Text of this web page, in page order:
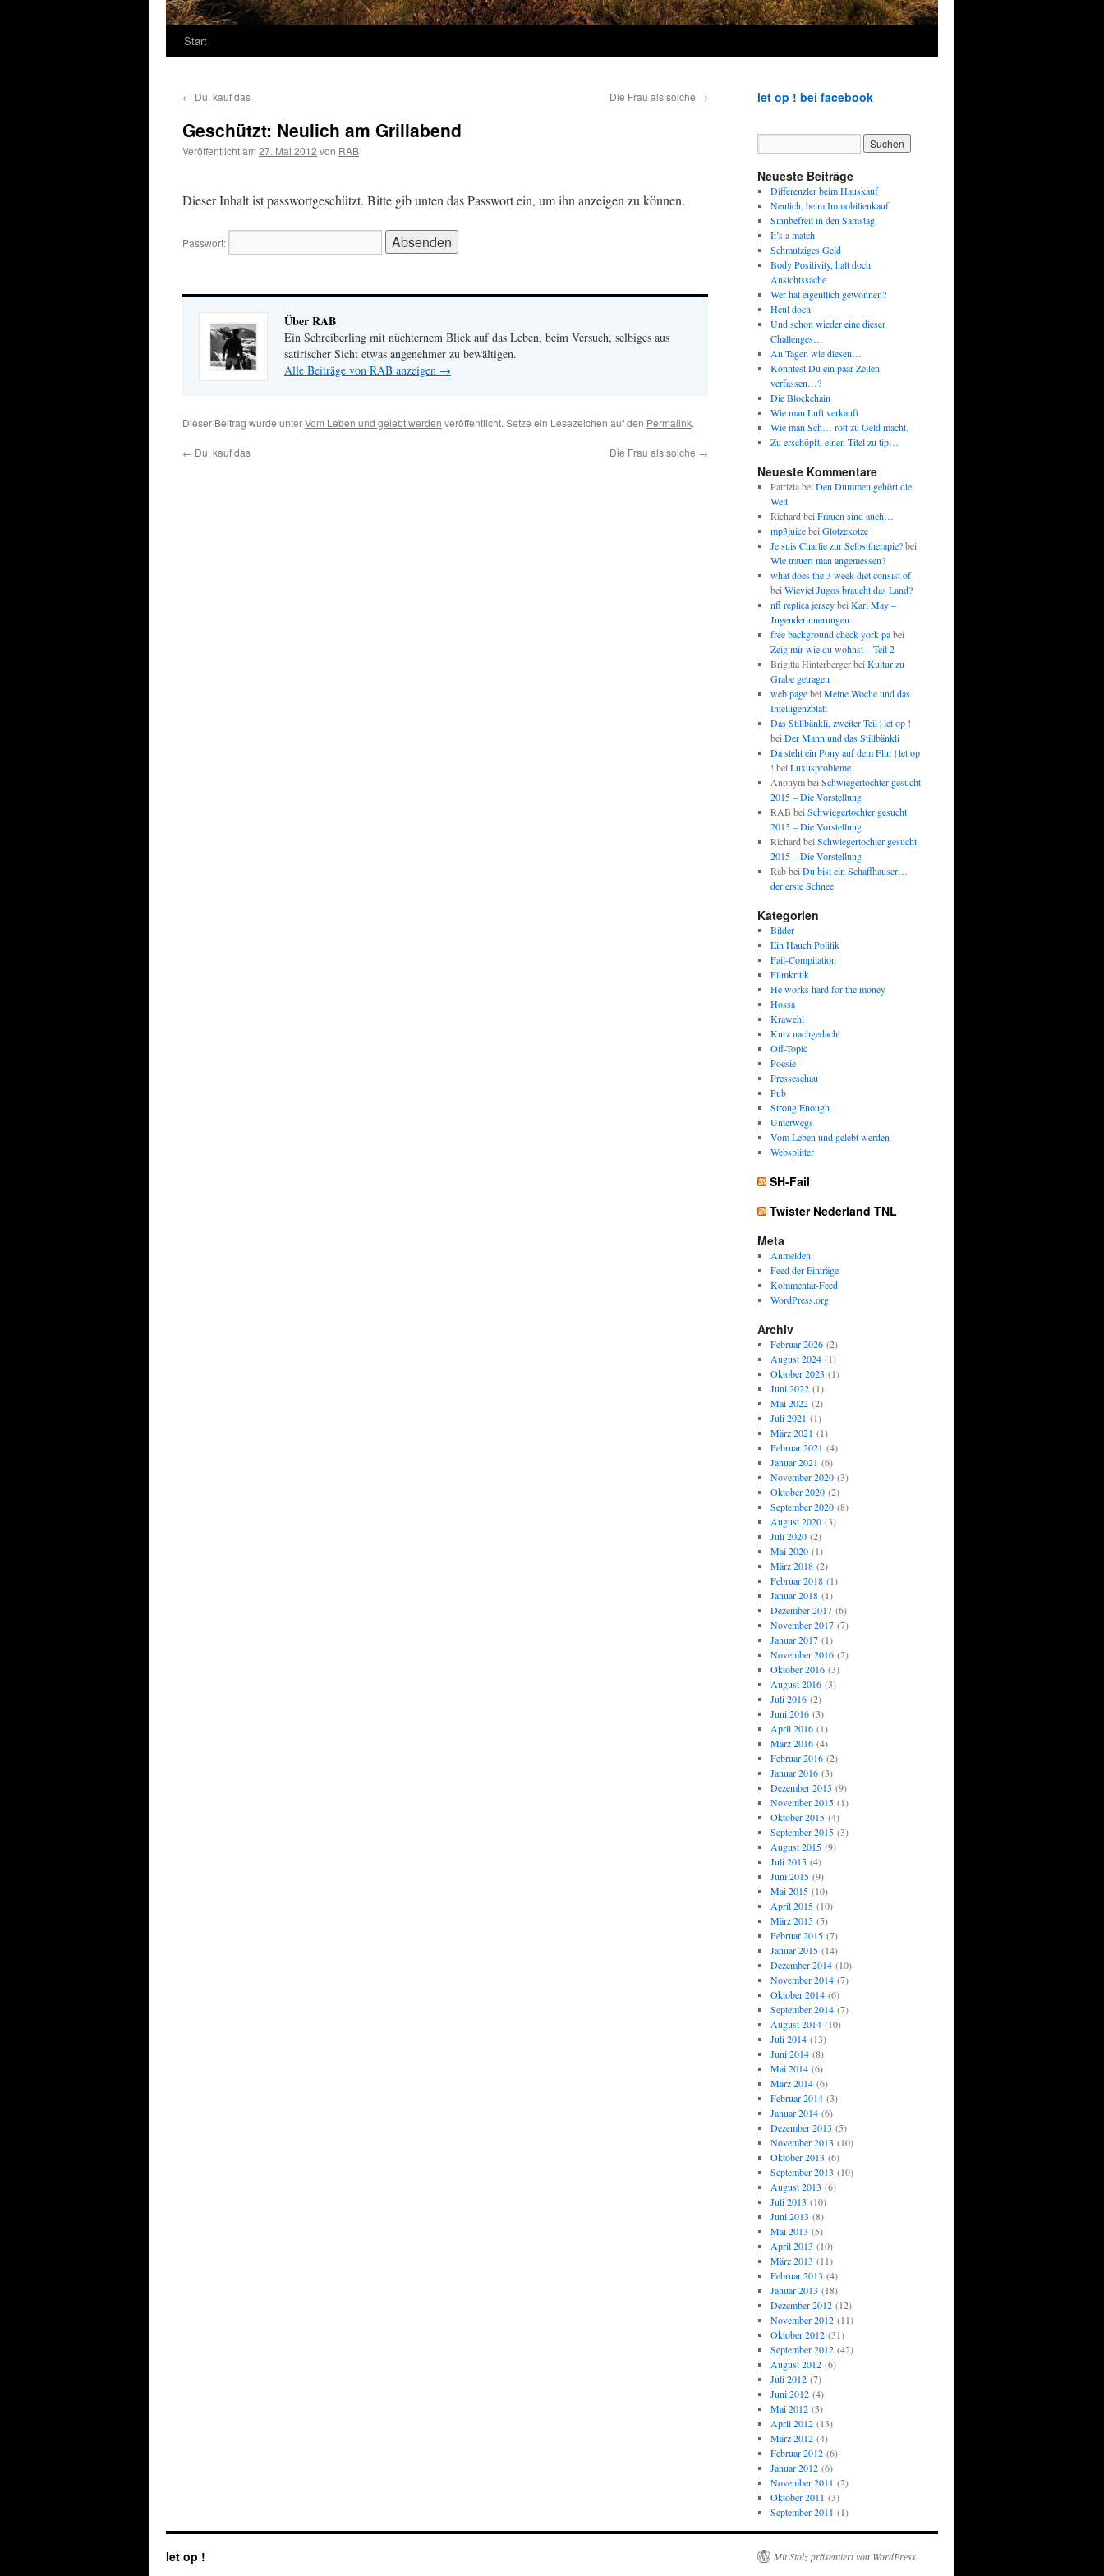
Start
← Du, kauf das Die Frau als solche →
Geschützt: Neulich am Grillabend
Veröffentlicht am 27. Mai 2012 von RAB
Dieser Inhalt ist passwortgeschützt. Bitte gib unten das Passwort ein, um ihn anzeigen zu können.
Passwort:
Über RAB
Ein Schreiberling mit nüchternem Blick auf das Leben, beim Versuch, selbiges aus
satirischer Sicht etwas angenehmer zu bewältigen.
Alle Beiträge von RAB anzeigen →
Dieser Beitrag wurde unterVom Leben und gelebt werden veröffentlicht. Setze ein Lesezeichen auf den Permalink.
← Du, kauf das Die Frau als solche →
let op ! bei facebook
Neueste Beiträge
Differenzler beim Hauskauf
Neulich, beim Immobilienkauf
Sinnbefreit in den Samstag
It’s a match
Schmutziges Geld
Body Positivity, halt doch
Ansichtssache
Wer hat eigentlich gewonnen?
Heul doch
Und schon wieder eine dieser
Challenges…
An Tagen wie diesen…
Könntest Du ein paar Zeilen
verfassen…?
Die Blockchain
Wie man Luft verkauft
Wie man Sch… rott zu Geld macht.
Zu erschöpft, einen Titel zu tip…
Neueste Kommentare
Patriziabei Den Dummen gehört die
Welt
Richard bei Frauen sind auch…
mp3juicebei Glotzekotze
Je suis Charlie zur Selbsttherapie?bei
Wie trauert man angemessen?
what does the 3 week diet consist of
bei Wieviel Jugos braucht das Land?
nfl replica jerseybei Karl May –
Jugenderinnerungen
free background check york pabei
Zeig mir wie du wohnst – Teil 2
Brigitta Hinterbergerbei Kultur zu
Grabe getragen
web pagebei Meine Woche und das
Intelligenzblatt
Das Stillbänkli, zweiter Teil | let op !
bei Der Mann und das Stillbänkli
Da steht ein Pony auf dem Flur | let op
! bei Luxusprobleme
Anonymbei Schwiegertochter gesucht
2015 – Die Vorstellung
RAB bei Schwiegertochter gesucht
2015 – Die Vorstellung
Richard bei Schwiegertochter gesucht
2015 – Die Vorstellung
Rabbei Du bist ein Schaffhauser…
der erste Schnee
Kategorien
Bilder
Ein Hauch Politik
Fail-Compilation
Filmkritik
He works hard for the money
Hossa
Krawehl
Kurz nachgedacht
Off-Topic
Poesie
Presseschau
Pub
Strong Enough
Unterwegs
Vom Leben und gelebt werden
Websplitter
SH-Fail
Twister Nederland TNL
Meta
Anmelden
Feed der Einträge
Kommentar-Feed
WordPress.org
Archiv
Februar 2026(2)
August 2024(1)
Oktober 2023 (1)
Juni 2022(1)
Mai 2022(2)
Juli 2021 (1)
März 2021 (1)
Februar 2021 (4)
Januar 2021 (6)
November 2020(3)
Oktober 2020(2)
September 2020(8)
August 2020(3)
Juli 2020(2)
Mai 2020(1)
März 2018(2)
Februar 2018(1)
Januar 2018(1)
Dezember 2017(6)
November 2017(7)
Januar 2017(1)
November 2016(2)
Oktober 2016(3)
August 2016(3)
Juli 2016(2)
Juni 2016(3)
April 2016(1)
März 2016(4)
Februar 2016(2)
Januar 2016(3)
Dezember 2015(9)
November 2015(1)
Oktober 2015(4)
September 2015(3)
August 2015(9)
Juli 2015(4)
Juni 2015(9)
Mai 2015(10)
April 2015(10)
März 2015(5)
Februar 2015(7)
Januar 2015(14)
Dezember 2014(10)
November 2014(7)
Oktober 2014(6)
September 2014(7)
August 2014(10)
Juli 2014(13)
Juni 2014(8)
Mai 2014(6)
März 2014(6)
Februar 2014(3)
Januar 2014(6)
Dezember 2013 (5)
November 2013 (10)
Oktober 2013 (6)
September 2013 (10)
August 2013 (6)
Juli 2013 (10)
Juni 2013 (8)
Mai 2013 (5)
April 2013 (10)
März 2013 (11)
Februar 2013 (4)
Januar 2013 (18)
Dezember 2012(12)
November 2012(11)
Oktober 2012(31)
September 2012(42)
August 2012(6)
Juli 2012(7)
Juni 2012(4)
Mai 2012(3)
April 2012(13)
März 2012(4)
Februar 2012(6)
Januar 2012(6)
November 2011 (2)
Oktober 2011 (3)
September 2011 (1)
let op ! Mit Stolz präsentiert von WordPress.